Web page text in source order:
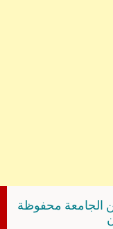
الجامعة محفوظة